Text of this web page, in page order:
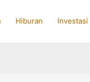
Hiburan Investasi